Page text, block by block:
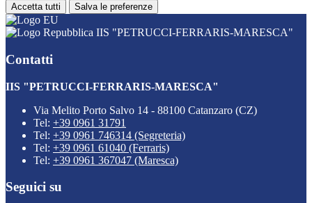
Accetta tutti Salva le preferenze
IIS "PETRUCCI-FERRARIS-MARESCA"
Contatti
IIS "PETRUCCI-FERRARIS-MARESCA"
Via Melito Porto Salvo 14 - 88100 Catanzaro (CZ)
Tel: +39 0961 31791
Tel: +39 0961 746314 (Segreteria)
Tel: +39 0961 61040 (Ferraris)
Tel: +39 0961 367047 (Maresca)
Seguici su